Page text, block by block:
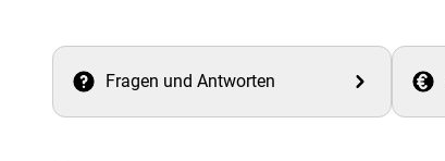
Fragen und Antworten